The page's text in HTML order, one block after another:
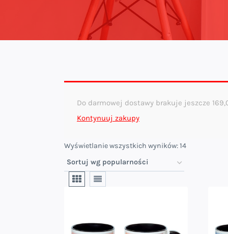
Do darmowej dostawy brakuje jeszcze
Kontynuuj zakupy
Wyświetlanie wszystkich wyników: 14Posortowane